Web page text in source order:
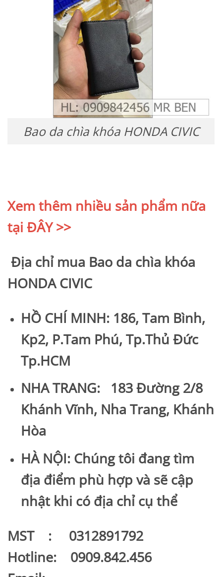
Bao da chìa khóa HONDA CIVIC
Xem thêm nhiều sản phẩm nữa
tại ĐÂY >>
Địa chỉ mua Bao da chìa khóa
HONDA CIVIC
HỒ CHÍ MINH: 186, Tam Bình,
Kp2, P.Tam Phú, Tp.Thủ Đức
Tp.HCM
NHA TRANG: 183 Đường 2/8
Khánh Vĩnh, Nha Trang, Khánh
Hòa
HÀ NỘI: Chúng tôi đang tìm
địa điểm phù hợp và sẽ cập
nhật khi có địa chỉ cụ thể
MST : 0312891792
Hotline: 0909.842.456